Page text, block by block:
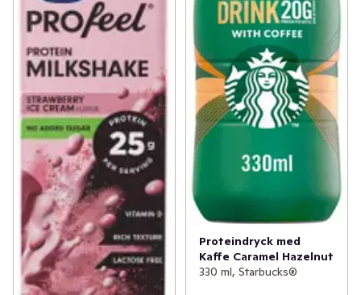
Proteindryck med
Kaffe Caramel Hazelnut
330 ml, Starbucks®